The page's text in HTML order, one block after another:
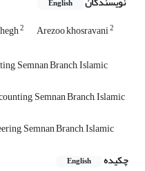
English
2 Arezoo khosravani2
Semnan Branch, Islamic
Semnan Branch, Islamic
Semnan Branch, Islamic
چکیده
English